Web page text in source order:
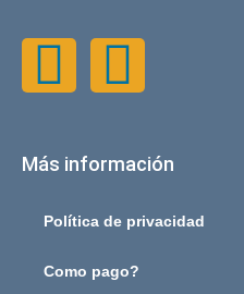
Más información
Política de privacidad
Como pago?